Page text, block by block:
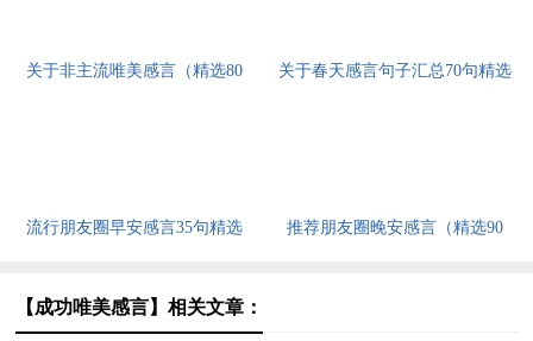
关于非主流唯美感言（精选80
关于春天感言句子汇总70句精选
流行朋友圈早安感言35句精选
推荐朋友圈晚安感言（精选90
【成功唯美感言】相关文章：